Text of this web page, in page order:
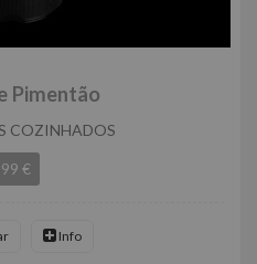
Pimentão
COZINHADOS
€
Info